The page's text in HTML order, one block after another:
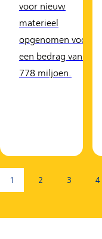
voor nieuw
materieel
opgenomen voor
een bedrag van €
778 miljoen.
Pagina:
1(Huidige pagina)
2 3 4